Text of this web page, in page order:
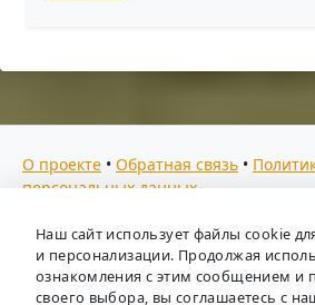
О проекте • Обратная связь •
персональных данных
Мы собираем отзывы, составляем
предоставляем всю информацию о
России. Также анализируем
труда: отслеживаем динамику
Наш сайт использует файлы cookie
и персонализации. Продолжая
ознакомления с этим сообщением и
своего выбора, вы соглашаетесь с